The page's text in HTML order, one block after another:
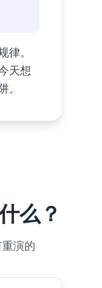
律。
天想
。
么？
演的